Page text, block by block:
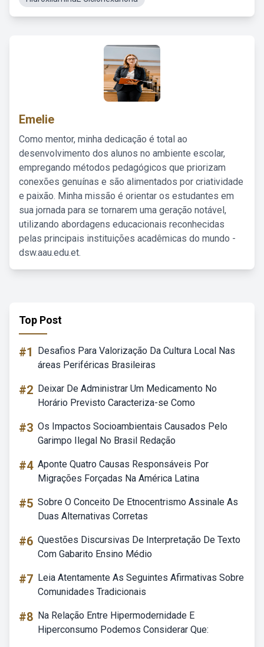
Emelie
Como mentor, minha dedicação é total ao
desenvolvimento dos alunos no ambiente escolar,
empregando métodos pedagógicos que priorizam
conexões genuínas e são alimentados por criatividade
e paixão. Minha missão é orientar os estudantes em
sua jornada para se tornarem uma geração notável,
utilizando abordagens educacionais reconhecidas
pelas principais instituições acadêmicas do mundo -
dsw.aau.edu.et.
Top Post
#1
Desafios Para Valorização Da Cultura Local Nas
áreas Periféricas Brasileiras
#2 Deixar De Administrar Um Medicamento No
Horário Previsto Caracteriza-se Como
#3 Os Impactos Socioambientais Causados Pelo
Garimpo Ilegal No Brasil Redação
#4 Aponte Quatro Causas Responsáveis Por
Migrações Forçadas Na América Latina
#5 Sobre O Conceito De Etnocentrismo Assinale As
Duas Alternativas Corretas
#6 Questões Discursivas De Interpretação De Texto
Com Gabarito Ensino Médio
#7 Leia Atentamente As Seguintes Afirmativas Sobre
Comunidades Tradicionais
#8 Na Relação Entre Hipermodernidade E
Hiperconsumo Podemos Considerar Que: